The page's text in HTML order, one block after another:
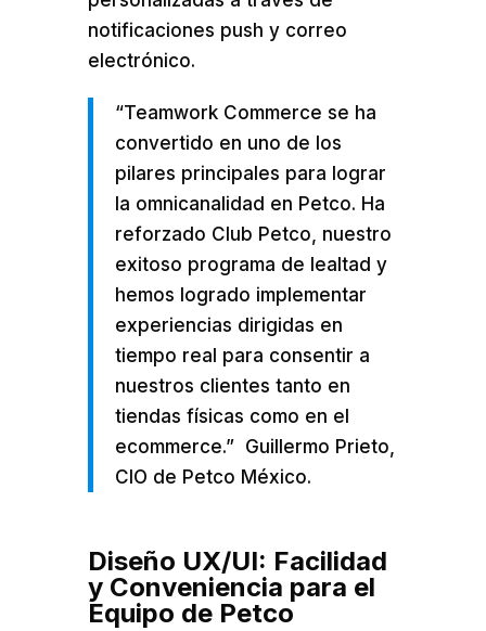
notificaciones push y correo
electrónico.
“Teamwork Commerce se ha
convertido en uno de los
pilares principales para lograr
la omnicanalidad en Petco. Ha
reforzado Club Petco, nuestro
exitoso programa de lealtad y
hemos logrado implementar
experiencias dirigidas en
tiempo real para consentir a
nuestros clientes tanto en
tiendas físicas como en el
ecommerce.” Guillermo Prieto,
CIO de Petco México.
Diseño UX/UI: Facilidad
y Conveniencia para el
Equipo de Petco